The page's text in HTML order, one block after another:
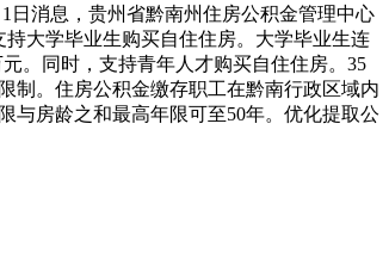
日消息，贵州省黔南州住房公积金管理中心
大学毕业生购买自住住房。大学毕业生连
。同时，支持青年人才购买自住住房。35
制。住房公积金缴存职工在黔南行政区域内
与房龄之和最高年限可至50年。优化提取公